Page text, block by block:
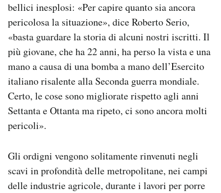
bellici inesplosi: «Per capire quanto sia ancora
pericolosa la situazione», dice Roberto Serio,
«basta guardare la storia di alcuni nostri iscritti. Il
più giovane, che ha 22 anni, ha perso la vista e una
mano a causa di una bomba a mano dell’Esercito
italiano risalente alla Seconda guerra mondiale.
Certo, le cose sono migliorate rispetto agli anni
Settanta e Ottanta ma ripeto, ci sono ancora molti
pericoli».
Gli ordigni vengono solitamente rinvenuti negli
scavi in profondità delle metropolitane, nei campi
delle industrie agricole, durante i lavori per porre